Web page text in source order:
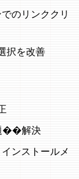
のリンククリ
択を改善
��解決
ンストールメ